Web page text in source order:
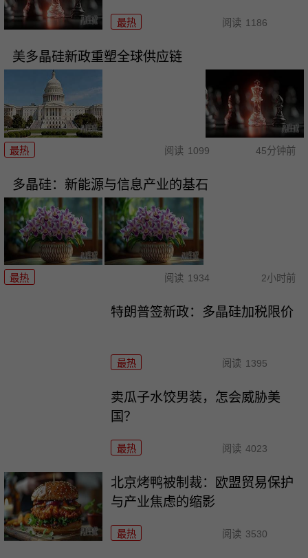
最热 阅读 1186
美多晶硅新政重塑全球供应链
最热 阅读 1099 45分钟前
多晶硅：新能源与信息产业的基石
最热 阅读 1934 2小时前
特朗普签新政：多晶硅加税限价
最热 阅读 1395
卖瓜子水饺男装，怎会威胁美
国？
最热 阅读 4023
北京烤鸭被制裁：欧盟贸易保护
与产业焦虑的缩影
最热 阅读 3530